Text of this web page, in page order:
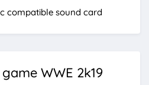
compatible sound card
WWE 2k19